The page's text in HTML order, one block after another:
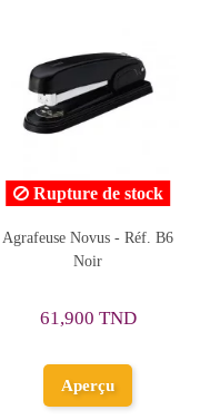
Agrafeuse Vertex - Réf. V-
1842
14,103 TND
Ajouter au
panier